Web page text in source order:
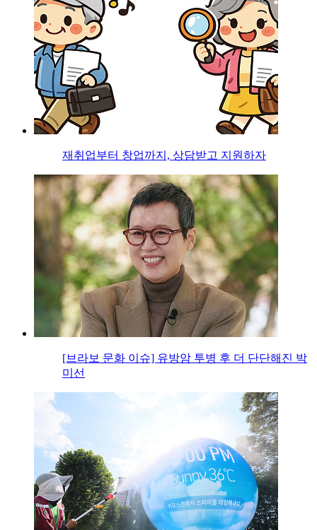
재취업부터 창업까지, 상담받고 지원하자
[브라보 문화 이슈] 유방암 투병 후 더 단단해진 박
미선